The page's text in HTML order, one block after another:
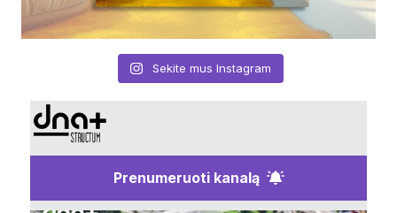
Sekite mus Instagram
Prenumeruoti kanalą